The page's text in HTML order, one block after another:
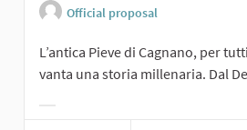
Official proposal
L’antica Pieve di Cagnano, per
vanta una storia millenaria. Dal